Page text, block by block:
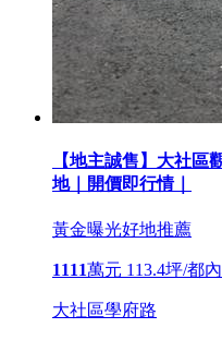
【地主誠售】大社區
地｜開價即行情｜
黃金曝光好地推薦
1111萬元 113.4坪/都
大社區學府路